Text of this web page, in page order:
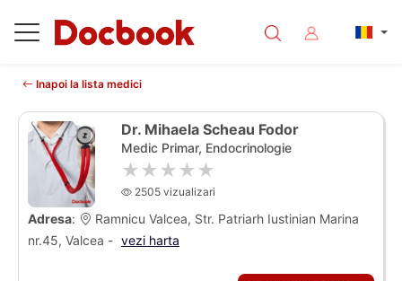
Inapoi la lista medici
Dr. Mihaela Scheau Fodor
Medic Primar, Endocrinologie
★★★★★
2505 vizualizari
Adresa:
Ramnicu Valcea, Str. Patriarh Iustinian Marina
nr.45, Valcea - vezi harta